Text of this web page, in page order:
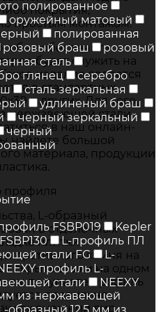
покрытия,
простым монтажом.
обеспечить
будет служить на
изделие является
в стандартных
и других. Для того
нержавеющей стали
в наш онлайн-
найдете большой
материала, продукции
профиля
L-образный
в отделочных
плитки,
камня на
скрыть стыки на одном
вы покупаете профиль
правильно
как внешний вид
полированное
оружейный матовый
полированная
розовый браш
розовый
сталь
глянец
серебро
сталь зеркальная
удлиненый браш
черный зеркальный
черный
FSBP019
Kepler
L-профиль ПЛ
стали FG
L-
профиль L-
стали
NEEXY
из нержавеющей